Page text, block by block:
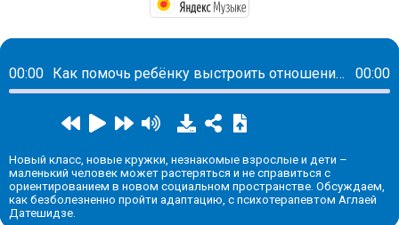
00:00 Как помочь ребёнку выстроить отношения в новом коллективе? 00:00
Новый класс, новые кружки, незнакомые взрослые и дети –
маленький человек может растеряться и не справиться с
ориентированием в новом социальном пространстве. Обсуждаем,
как безболезненно пройти адаптацию, с психотерапевтом Аглаей
Датешидзе.